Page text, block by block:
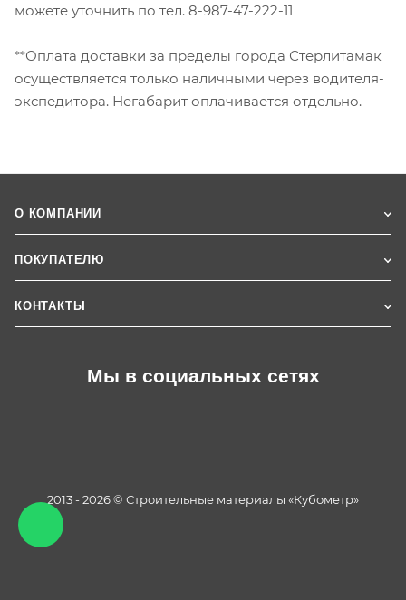
можете уточнить по тел. 8-987-47-222-11
**Оплата доставки за пределы города Стерлитамак
осуществляется только наличными через водителя-
экспедитора. Негабарит оплачивается отдельно.
О КОМПАНИИ
ПОКУПАТЕЛЮ
КОНТАКТЫ
Мы в социальных сетях
2013 - 2026 © Строительные материалы «Кубометр»